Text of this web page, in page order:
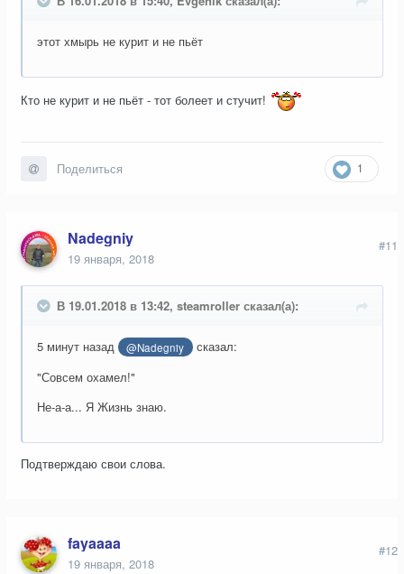
этот хмырь не курит и не пьёт
Кто не курит и не пьёт - тот болеет и стучит!
1
Поделиться
Nadegniy
19 января, 2018
#11
В 19.01.2018 в 13:42, steamroller сказал(а):
5 минут назад @Nadegniy
сказал:
"Совсем охамел!"
Не-а-а... Я Жизнь знаю.
Подтверждаю свои слова.
fayaaaa
19 января, 2018
#12